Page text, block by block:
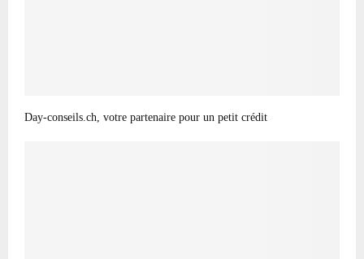
Day-conseils.ch, votre partenaire pour un petit crédit